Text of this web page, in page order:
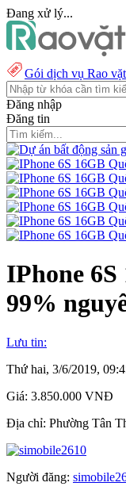
Đang xử lý...
Gói dịch vụ Rao vặt
Đăng nhập
Đăng tin
IPhone
99%
Lưu tin:
Thứ hai, 3/6/2019,
Giá: 3.850.000 VNĐ
Địa chỉ: Phường Tân
Người đăng: